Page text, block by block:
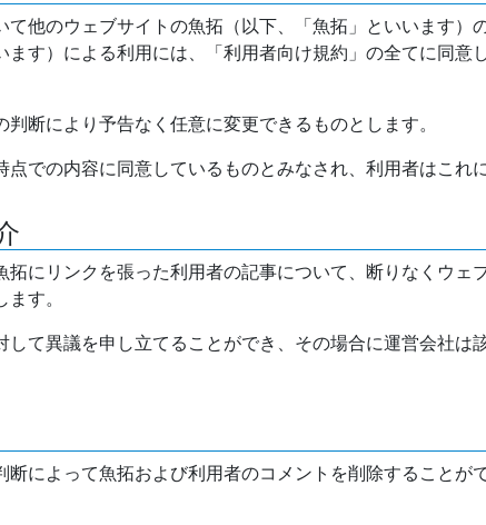
て他のウェブサイトの魚拓（以下、「魚拓」といいます）
ます）による利用には、「利用者向け規約」の全てに同意
判断により予告なく任意に変更できるものとします。
点での内容に同意しているものとみなされ、利用者はこれ
拓にリンクを張った利用者の記事について、断りなくウェ
す。
して異議を申し立てることができ、その場合に運営会社は
断によって魚拓および利用者のコメントを削除することが